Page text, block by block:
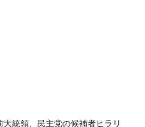
統領、民主党の候補者ヒラリ